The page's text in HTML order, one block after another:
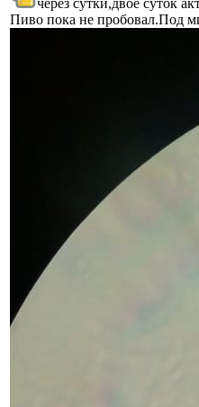
Пиво пока не пробовал.Под